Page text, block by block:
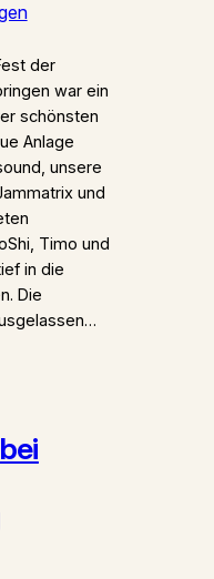
der
war ein
schönsten
Anlage
unsere
und
Timo und
in die
Die